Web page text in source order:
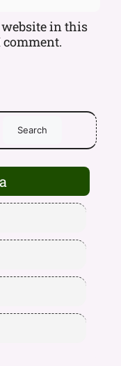
website in this
Search